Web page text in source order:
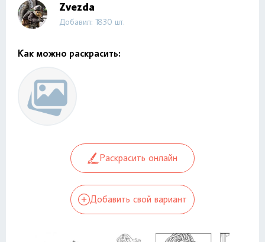
Zvezda
Добавил: 1830 шт.
Как можно раскрасить:
Раскрасить онлайн
Добавить свой вариант